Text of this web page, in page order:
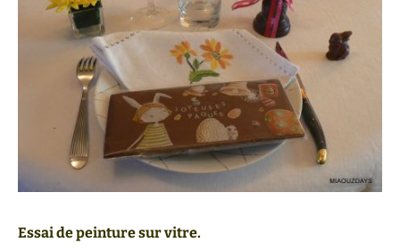
Essai de peinture sur vitre.